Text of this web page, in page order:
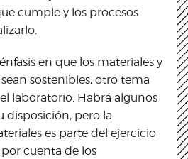
cumple y los procesos
en que los materiales y
sostenibles, otro tema
laboratorio. Habrá algunos
disposición, pero la
es parte del ejercicio
cuenta de los